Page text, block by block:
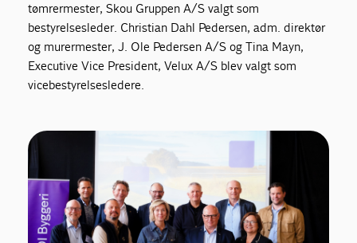
tømrermester, Skou Gruppen A/S valgt som
bestyrelsesleder. Christian Dahl Pedersen, adm. direktør
og murermester, J. Ole Pedersen A/S og Tina Mayn,
Executive Vice President, Velux A/S blev valgt som
vicebestyrelsesledere.